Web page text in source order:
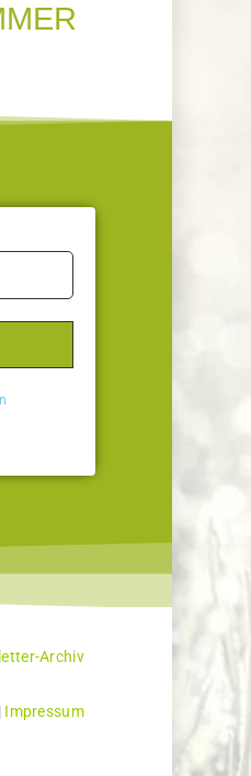
Archiv
| Impressum